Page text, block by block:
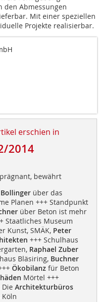
den Abmessungen
Mit einer speziellen
Projekte realisierbar.
erschien in
2014
bewährt
über das
Planen +++ Standpunkt
über Beton ist mehr
Staatliches Museum
Kunst, SMÄK, Peter
+++ Schulhaus
Raphael Zuber
Bläsiring, Buchner
Ökobilanzfür Beton
Mörtel +++
Architekturbüros